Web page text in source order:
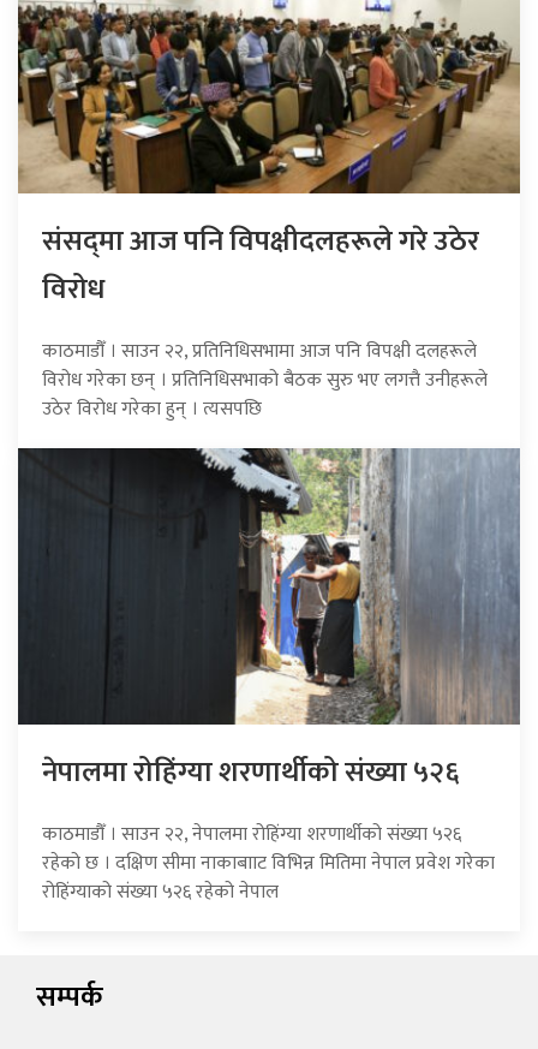
संसद्‍मा आज पनि विपक्षीदलहरूले गरे उठेर
विरोध
काठमाडौँ । साउन २२, प्रतिनिधिसभामा आज पनि विपक्षी दलहरूले
विरोध गरेका छन् । प्रतिनिधिसभाको बैठक सुरु भए लगत्तै उनीहरूले
उठेर विरोध गरेका हुन् । त्यसपछि
नेपालमा रोहिंग्या शरणार्थीको संख्या ५२६
काठमाडौँ । साउन २२, नेपालमा रोहिंग्या शरणार्थीको संख्या ५२६
रहेको छ । दक्षिण सीमा नाकाबााट विभिन्न मितिमा नेपाल प्रवेश गरेका
रोहिंग्याको संख्या ५२६ रहेको नेपाल
सम्पर्क